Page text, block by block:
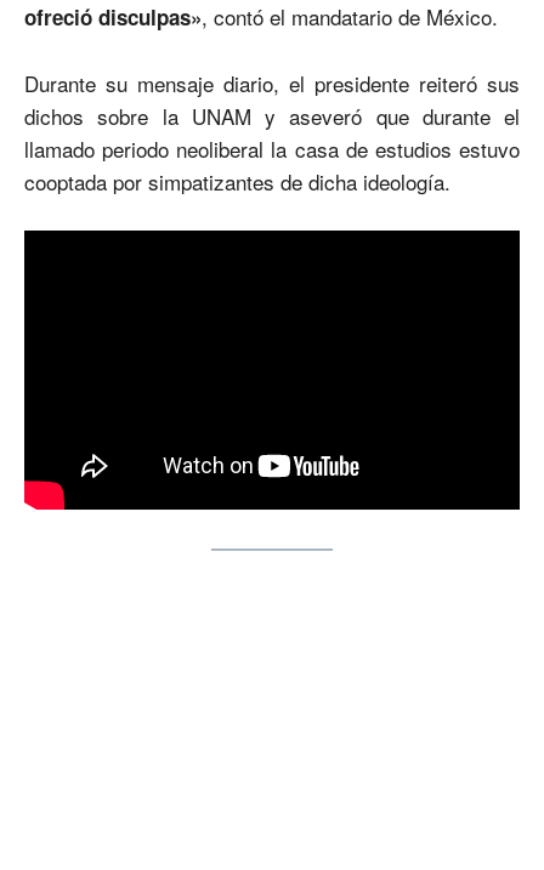
ofreció disculpas», contó el mandatario de México.
Durante su mensaje diario, el presidente reiteró sus
dichos sobre la UNAM y aseveró que durante el
llamado periodo neoliberal la casa de estudios estuvo
cooptada por simpatizantes de dicha ideología.